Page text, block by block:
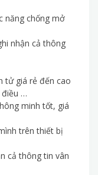
năng chống mở
nhận cả thông
tử giá rẻ đến cao
điều …
minh tốt, giá
trên thiết bị
cả thông tin vân